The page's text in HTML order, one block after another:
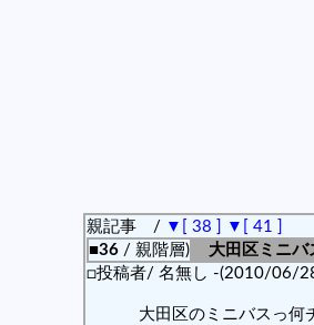
│
│
│
│
親記事 / ▼[ 38 ]
▼[ 41 ]
■36/ 親階層)
大田区ミニバ
□投稿者/ 名無し -(2010/06/
大田区のミニバスっ何